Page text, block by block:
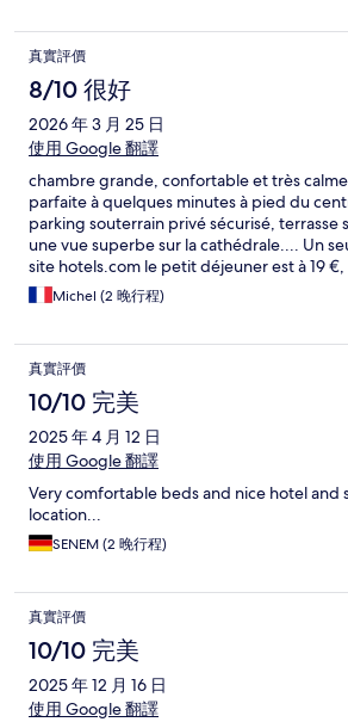
真實評價
8/10 很好
2026 年 3 月 25 日
使用 Google 翻譯
chambre grande, confortable et très
parfaite à quelques minutes à pied du
parking souterrain privé sécurisé, terrasse
une vue superbe sur la cathédrale.... Un
site hotels.com le petit déjeuner est à 19 €,
€, ce qui est beaucoup trop cher (choix
confortable)
Michel (2 晚行程)
真實評價
10/10 完美
2025 年 4 月 12 日
使用 Google 翻譯
Very comfortable beds and nice hotel and
location...
SENEM (2 晚行程)
真實評價
10/10 完美
2025 年 12 月 16 日
使用 Google 翻譯